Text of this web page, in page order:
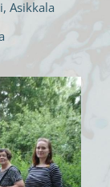
Asikkala